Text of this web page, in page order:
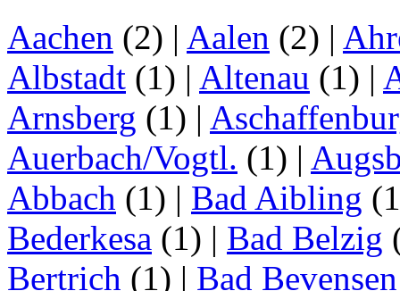
Aachen (2) | Aalen (2) |
Albstadt (1) | Altenau (1) |
Arnsberg (1) |
Auerbach/Vogtl. (1) |
Abbach (1) | Bad Aibling
Bederkesa (1) | Bad Belzig
Bertrich (1) | Bad Bevensen